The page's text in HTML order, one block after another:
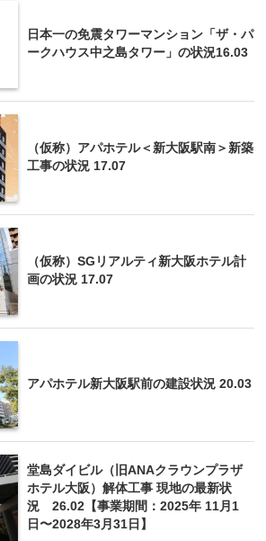
日本一の免震タワーマンション「ザ・パ
ークハウス中之島タワー」の状況16.03
（仮称）アパホテル＜新大阪駅南＞新築
工事の状況 17.07
（仮称）SGリアルティ新大阪ホテル計
画の状況 17.07
アパホテル新大阪駅前の建設状況 20.03
堂島ダイビル（旧ANAクラウンプラザ
ホテル大阪）解体工事 現地の最新状
況 26.02【事業期間：2025年 11月1
日〜2028年3月31日】